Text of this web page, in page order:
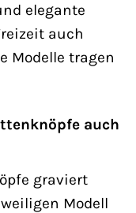
elegante
auch
Modelle tragen
auch
graviert
Modell